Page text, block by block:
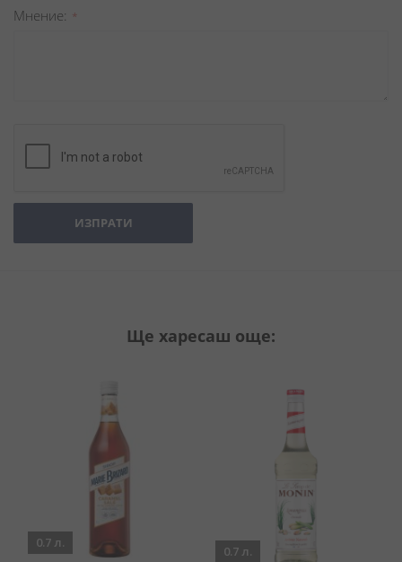
Мнение
ИЗПРАТИ
Ще харесаш още:
0.7 л.
0.7 л.